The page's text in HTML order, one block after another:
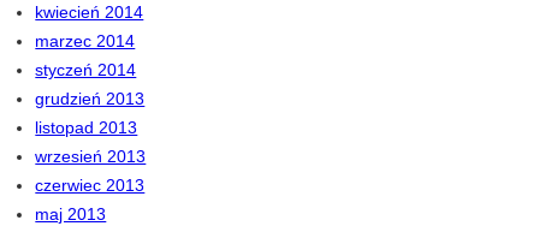
kwiecień 2014
marzec 2014
styczeń 2014
grudzień 2013
listopad 2013
wrzesień 2013
czerwiec 2013
maj 2013